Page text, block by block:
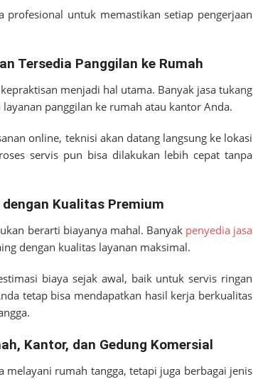
profesional untuk memastikan setiap pengerjaan
Tersedia Panggilan ke Rumah
menjadi hal utama. Banyak jasa tukang
panggilan ke rumah atau kantor Anda.
online, teknisi akan datang langsung ke lokasi
servis pun bisa dilakukan lebih cepat tanpa
Kualitas Premium
berarti biayanya mahal. Banyak penyedia jasa
dengan kualitas layanan maksimal.
biaya sejak awal, baik untuk servis ringan
tetap bisa mendapatkan hasil kerja berkualitas
Kantor, dan Gedung Komersial
melayani rumah tangga, tetapi juga berbagai jenis